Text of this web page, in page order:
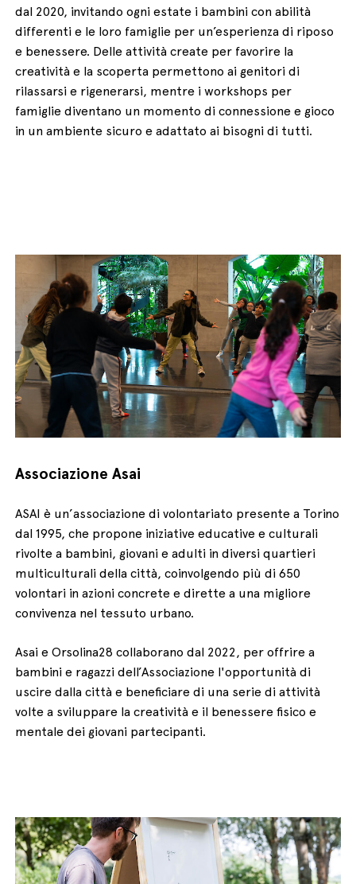
dal 2020, invitando ogni estate i bambini con abilità
differenti e le loro famiglie per un’esperienza di riposo
e benessere. Delle attività create per favorire la
creatività e la scoperta permettono ai genitori di
rilassarsi e rigenerarsi, mentre i workshops per
famiglie diventano un momento di connessione e gioco
in un ambiente sicuro e adattato ai bisogni di tutti.
Associazione Asai
ASAI è un’associazione di volontariato presente a Torino
dal 1995, che propone iniziative educative e culturali
rivolte a bambini, giovani e adulti in diversi quartieri
multiculturali della città, coinvolgendo più di 650
volontari in azioni concrete e dirette a una migliore
convivenza nel tessuto urbano.
Asai e Orsolina28 collaborano dal 2022, per offrire a
bambini e ragazzi dell’Associazione l'opportunità di
uscire dalla città e beneficiare di una serie di attività
volte a sviluppare la creatività e il benessere fisico e
mentale dei giovani partecipanti.